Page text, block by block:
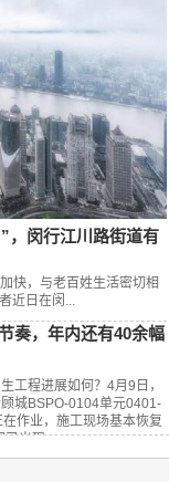
，闵行江川路街道有
快，与老百姓生活密切相
近日在闵...
奏，年内还有40余幅
工程进展如何？4月9日，
城BSPO-0104单元0401-
作业，施工现场基本恢复
已出现...